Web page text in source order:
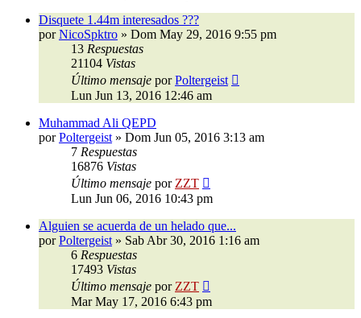
Disquete 1.44m interesados ???
porNicoSpktro » Dom May 29, 2016 9:55 pm
13 Respuestas
21104 Vistas
Último mensaje porPoltergeist
Lun Jun 13, 2016 12:46 am
Muhammad Ali QEPD
porPoltergeist » Dom Jun 05, 2016 3:13 am
7 Respuestas
16876 Vistas
Último mensaje por ZZT
Lun Jun 06, 2016 10:43 pm
Alguien se acuerda de un helado que...
porPoltergeist » Sab Abr 30, 2016 1:16 am
6 Respuestas
17493 Vistas
Último mensaje por ZZT
Mar May 17, 2016 6:43 pm